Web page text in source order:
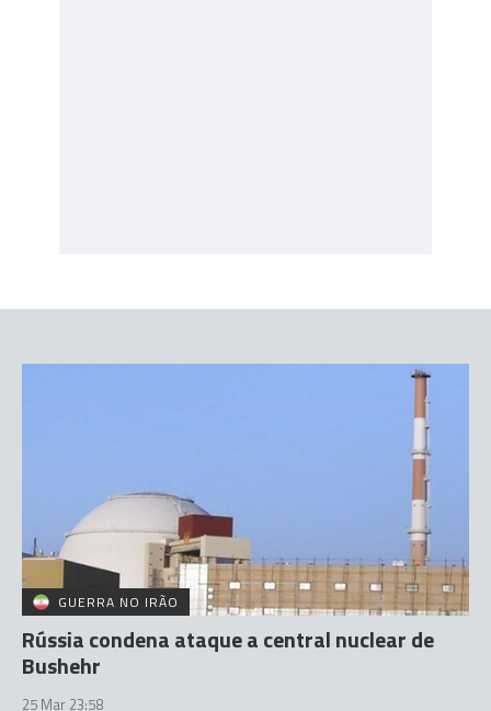
GUERRA NO IRÃO
Rússia condena ataque a central nuclear de
Bushehr
25 Mar 23:58